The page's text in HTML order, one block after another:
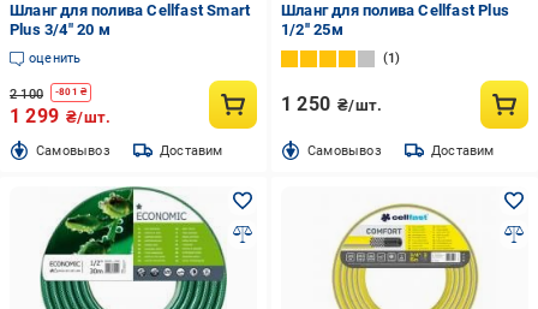
Шланг для полива Cellfast Smart
Plus 3/4" 20 м
оценить
2 100 -801 ₴
1 299 ₴/шт.
Cамовывоз Доставим
Шланг для полива Cellfast Plus
1/2'' 25м
1
1 250 ₴/шт.
Cамовывоз Доставим